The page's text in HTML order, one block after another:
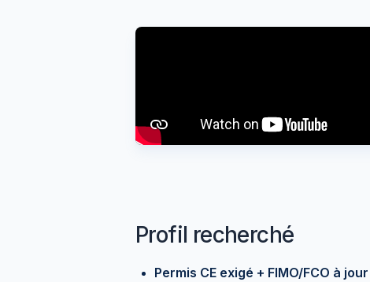
Profil recherché
Permis CE exigé + FIMO/FCO à jour